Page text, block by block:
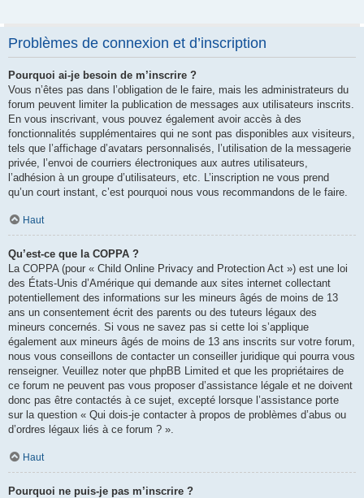
Problèmes de connexion et d’inscription
Pourquoi ai-je besoin de m’inscrire ?
Vous n’êtes pas dans l’obligation de le faire, mais les administrateurs du
forum peuvent limiter la publication de messages aux utilisateurs inscrits.
En vous inscrivant, vous pouvez également avoir accès à des
fonctionnalités supplémentaires qui ne sont pas disponibles aux visiteurs,
tels que l’affichage d’avatars personnalisés, l’utilisation de la messagerie
privée, l’envoi de courriers électroniques aux autres utilisateurs,
l’adhésion à un groupe d’utilisateurs, etc. L’inscription ne vous prend
qu’un court instant, c’est pourquoi nous vous recommandons de le faire.
Haut
Qu’est-ce que la COPPA ?
La COPPA (pour « Child Online Privacy and Protection Act ») est une loi
des États-Unis d’Amérique qui demande aux sites internet collectant
potentiellement des informations sur les mineurs âgés de moins de 13
ans un consentement écrit des parents ou des tuteurs légaux des
mineurs concernés. Si vous ne savez pas si cette loi s’applique
également aux mineurs âgés de moins de 13 ans inscrits sur votre forum,
nous vous conseillons de contacter un conseiller juridique qui pourra vous
renseigner. Veuillez noter que phpBB Limited et que les propriétaires de
ce forum ne peuvent pas vous proposer d’assistance légale et ne doivent
donc pas être contactés à ce sujet, excepté lorsque l’assistance porte
sur la question « Qui dois-je contacter à propos de problèmes d’abus ou
d’ordres légaux liés à ce forum ? ».
Haut
Pourquoi ne puis-je pas m’inscrire ?